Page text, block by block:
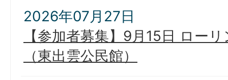
2026年07月27日
【参加者募集】9月15日 ロー
（東出雲公民館）